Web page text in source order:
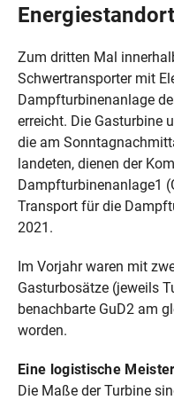
Zum dritten Mal
Schwertransporter mit
Dampfturbinenanlage
erreicht. Die Gasturbine
die am
landeten, dienen der
Dampfturbinenanlage1
Transport für die
2021.
Im Vorjahr waren mit
Gasturbosätze (jeweils
benachbarte GuD2 am
worden.
Eine logistische
Die Maße der Turbine